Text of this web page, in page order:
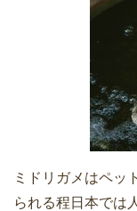
ミドリガメはペッ
られる程日本では